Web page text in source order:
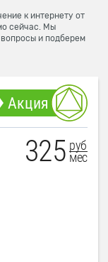
к интернету от
сейчас. Мы
и подберем
Акция
325 руб
мес